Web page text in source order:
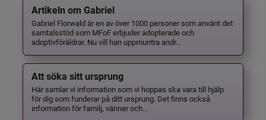
Artikeln om Gabriel
Gabriel Florwald är en av över 1000 personer som använt det
samtalsstöd som MFoF erbjuder adopterade och
adoptivföräldrar. Nu vill han uppmuntra andr...
Att söka sitt ursprung
Här samlar vi information som vi hoppas ska vara till hjälp
för dig som funderar på ditt ursprung. Det finns också
information för familj, vänner och...